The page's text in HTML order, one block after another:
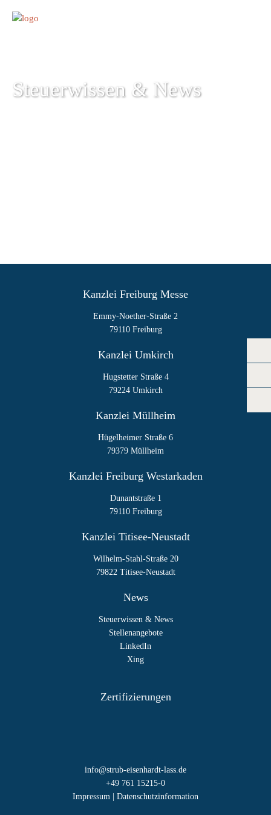
Steuerwissen & News
Kanzlei Freiburg Messe
Emmy-Noether-Straße 2
79110 Freiburg
Kanzlei Umkirch
Hugstetter Straße 4
79224 Umkirch
Kanzlei Müllheim
Hügelheimer Straße 6
79379 Müllheim
Kanzlei Freiburg Westarkaden
Dunantstraße 1
79110 Freiburg
Kanzlei Titisee-Neustadt
Wilhelm-Stahl-Straße 20
79822 Titisee-Neustadt
News
Steuerwissen & News
Stellenangebote
LinkedIn
Xing
Zertifizierungen
info@strub-eisenhardt-lass.de
+49 761 15215-0
Impressum
Datenschutzinformation